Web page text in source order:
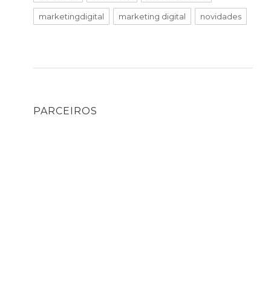
marketingdigital marketing digital novidades
PARCEIROS